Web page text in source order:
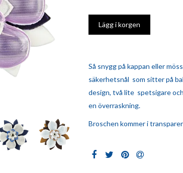
Så snygg på kappan eller
säkerhetsnål som sitter på
design, två lite spetsigare
en överraskning.
Broschen kommer i